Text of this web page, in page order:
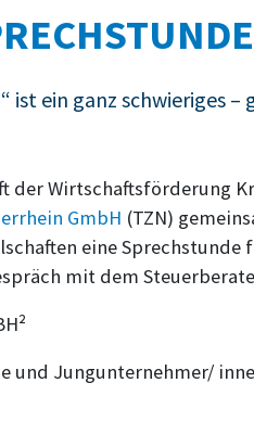
ist ein ganz schwieriges
der Wirtschaftsförderung
GmbH (TZN)
eine
mit dem
und Jungunternehmer/